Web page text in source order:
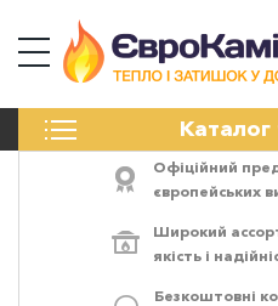
Каталог
ПЕЧІ
ЕЛЕКТРОКАМІНИ
АКСЕСУАРИ
Офіційний
європейських
Широкий
якість і
Безкоштовні